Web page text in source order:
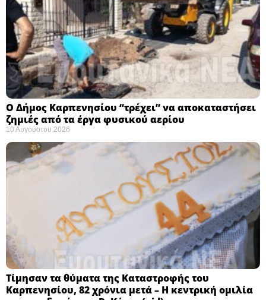
Ο Δήμος Καρπενησίου “τρέχει” να αποκαταστήσει
ζημιές από τα έργα φυσικού αερίου
10 Αυγούστου 2026
Τίμησαν τα θύματα της Καταστροφής του
Καρπενησίου, 82 χρόνια μετά – Η κεντρική ομιλία